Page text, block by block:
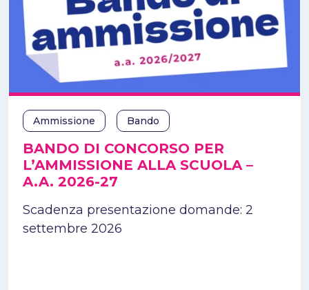
Ammissione Bando
BANDO DI CONCORSO PER
L’AMMISSIONE ALLA SCUOLA –
A.A. 2026-27
Scadenza presentazione domande: 2
settembre 2026